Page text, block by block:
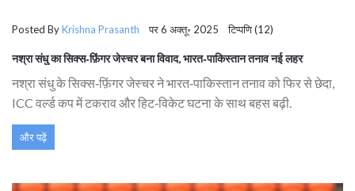
Posted ByKrishna Prasanth पर 6 अक्तू॰ 2025 टिप्पणि (12)
नश्रा संधु का सिक्स‑फ़िंगर जेस्चर बना विवाद, भारत‑पाकिस्तान तनाव नई लहर
नश्रा संधु के सिक्स‑फ़िंगर जेस्चर ने भारत‑पाकिस्तान तनाव को फिर से छेदा,
ICC वर्ल्ड कप में टकराव और हिट‑विकेट घटना के साथ बहस बढ़ी.
और पढ़ें